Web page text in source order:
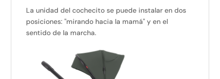
La unidad del cochecito se puede instalar en dos
posiciones: "mirando hacia la mamá" y en el
sentido de la marcha.